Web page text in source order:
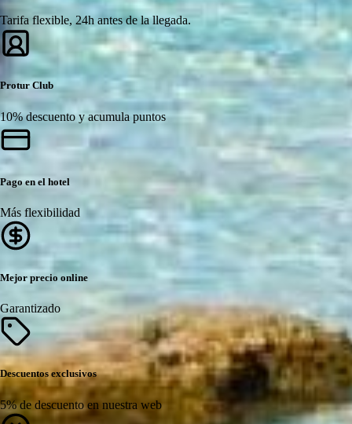
Tarifa flexible, 24h antes de la llegada.
Protur Club
10% descuento y acumula puntos
Pago en el hotel
Más flexibilidad
Mejor precio online
Garantizado
Descuentos exclusivos
5% de descuento en nuestra web